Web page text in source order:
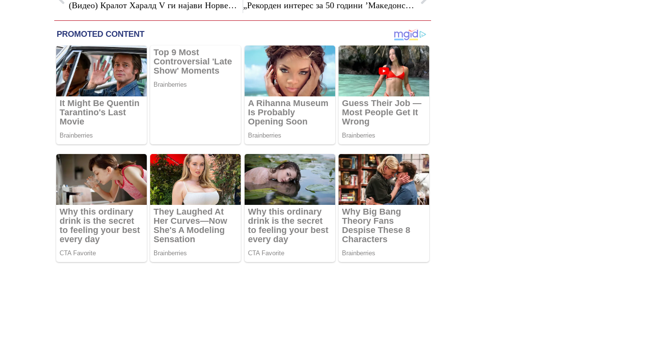
(Видео) Кралот Харалд V ги најави Норвежаните на Светското првенство „Рекорден интерес за 50 години ’Македонски бисер’: Традицијата што создава шампиони ги обединува најдобрите борачи во Радовиш“